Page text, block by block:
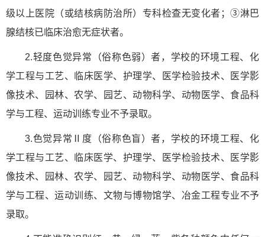
级以上医院（或结核病防治所）专科检查无变化者；③淋巴
腺结核已临床治愈无症状者。
2.轻度色觉异常（俗称色弱）者，学校的环境工程、化
学工程与工艺、临床医学、护理学、医学检验技术、医学影
像技术、园林、农学、园艺、动物科学、动物医学、食品科
学与工程、运动训练专业不予录取。
3.色觉异常Ⅱ度（俗称色盲）者，学校的环境工程、化
学工程与工艺、临床医学、护理学、医学检验技术、医学影
像技术、园林、农学、园艺、动物科学、动物医学、食品科
学与工程、运动训练、文物与博物馆学、冶金工程专业不予
录取。